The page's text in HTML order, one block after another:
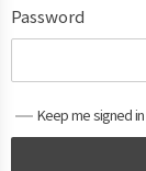
Password
Keep me signed in